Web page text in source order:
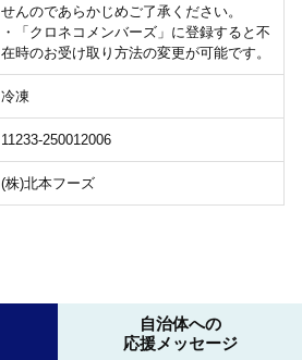
せんのであらかじめご了承ください。
・「クロネコメンバーズ」に登録すると不
在時のお受け取り方法の変更が可能です。
冷凍
11233-250012006
(株)北本フーズ
自治体への
応援メッセージ